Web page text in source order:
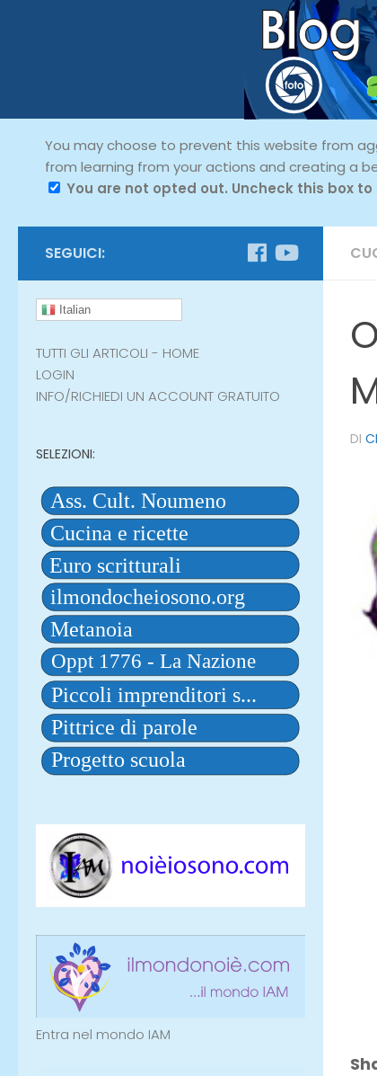
You may choose to prevent this website from
from learning from your actions and creating a
You are not opted out. Uncheck this box
DI
SEGUICI:
Italian
TUTTI GLI ARTICOLI - HOME
LOGIN
INFO/RICHIEDI UN ACCOUNT GRATUITO
SELEZIONI:
Entra nel mondo IAM